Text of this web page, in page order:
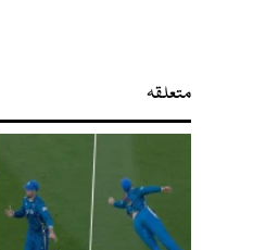
متعلقہ